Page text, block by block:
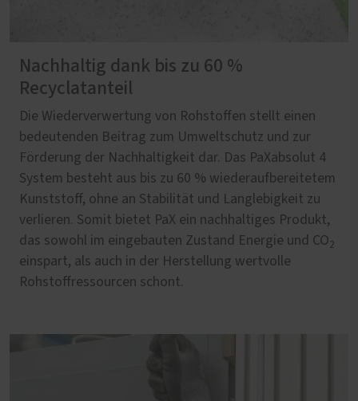
Nachhaltig dank bis zu 60 %
Recyclatanteil
Die Wiederverwertung von Rohstoffen stellt einen
bedeutenden Beitrag zum Umweltschutz und zur
Förderung der Nachhaltigkeit dar. Das PaXabsolut 4
System besteht aus bis zu 60 % wiederaufbereitetem
Kunststoff, ohne an Stabilität und Langlebigkeit zu
verlieren. Somit bietet PaX ein nachhaltiges Produkt,
das sowohl im eingebauten Zustand Energie und CO2
einspart, als auch in der Herstellung wertvolle
Rohstoffressourcen schont.